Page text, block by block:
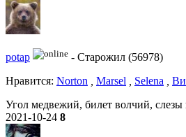
potap - Старожил (56978)
Нравитcя: Norton , Marsel , Selena ,
Угол медвежий, билет волчий, слезы
2021-10-24 8